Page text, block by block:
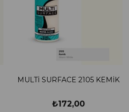
MULTİ SURFACE 2105 KEMİK
₺172,00